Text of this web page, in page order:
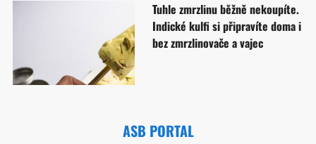
Tuhle zmrzlinu běžně nekoupíte.
Indické kulfi si připravíte doma i
bez zmrzlinovače a vajec
ASB PORTAL